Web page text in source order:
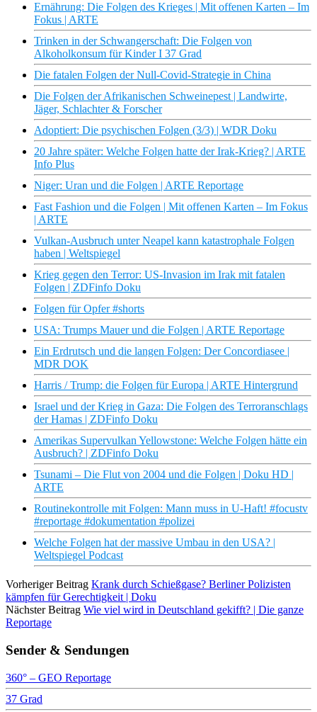
Ernährung: Die Folgen des Krieges | Mit offenen Karten – Im
Fokus | ARTE
Trinken in der Schwangerschaft: Die Folgen von
Alkoholkonsum für Kinder I 37 Grad
Die fatalen Folgen der Null-Covid-Strategie in China
Die Folgen der Afrikanischen Schweinepest | Landwirte,
Jäger, Schlachter & Forscher
Adoptiert: Die psychischen Folgen (3/3) | WDR Doku
20 Jahre später: Welche Folgen hatte der Irak-Krieg? | ARTE
Info Plus
Niger: Uran und die Folgen | ARTE Reportage
Fast Fashion und die Folgen | Mit offenen Karten – Im Fokus
| ARTE
Vulkan-Ausbruch unter Neapel kann katastrophale Folgen
haben | Weltspiegel
Krieg gegen den Terror: US-Invasion im Irak mit fatalen
Folgen | ZDFinfo Doku
Folgen für Opfer #shorts
USA: Trumps Mauer und die Folgen | ARTE Reportage
Ein Erdrutsch und die langen Folgen: Der Concordiasee |
MDR DOK
Harris / Trump: die Folgen für Europa | ARTE Hintergrund
Israel und der Krieg in Gaza: Die Folgen des Terroranschlags
der Hamas | ZDFinfo Doku
Amerikas Supervulkan Yellowstone: Welche Folgen hätte ein
Ausbruch? | ZDFinfo Doku
Tsunami – Die Flut von 2004 und die Folgen | Doku HD |
ARTE
Routinekontrolle mit Folgen: Mann muss in U-Haft! #focustv
#reportage #dokumentation #polizei
Welche Folgen hat der massive Umbau in den USA? |
Weltspiegel Podcast
Vorheriger Beitrag Krank durch Schießgase? Berliner Polizisten
kämpfen für Gerechtigkeit | Doku
Nächster Beitrag Wie viel wird in Deutschland gekifft? | Die ganze
Reportage
Sender & Sendungen
360° – GEO Reportage
37 Grad